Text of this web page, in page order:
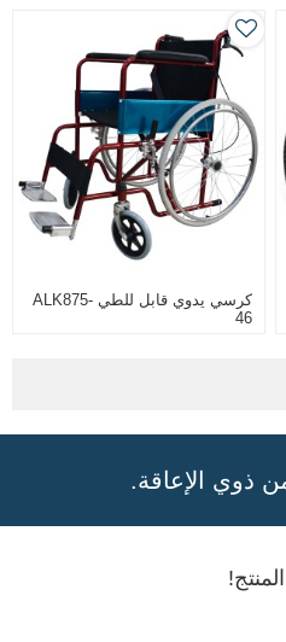
كرسي يدوي قابل للطي ALK875-
46
ذوي الإعاقة.